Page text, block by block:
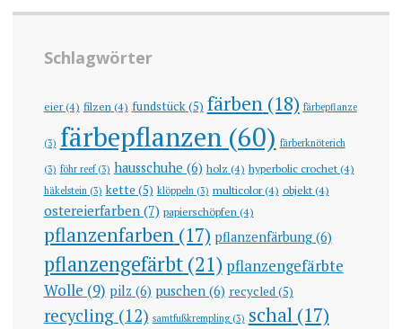
Schlagwörter
eier(4) filzen(4) fundstück(5) färben(18) färbepflanze
(3) färbepflanzen(60) färberknöterich
(3) föhr reef(3) hausschuhe (6) holz (4) hyperbolic crochet(4)
häkelstein(3) kette (5) klöppeln(3) multicolor(4) objekt(4)
ostereierfarben(7) papierschöpfen(4)
pflanzenfarben(17) pflanzenfärbung(6)
pflanzengefärbt(21) pflanzengefärbte
Wolle (9) pilz (6) puschen(6) recycled(5)
recycling(12) samtfußkrempling(3) schal(17)